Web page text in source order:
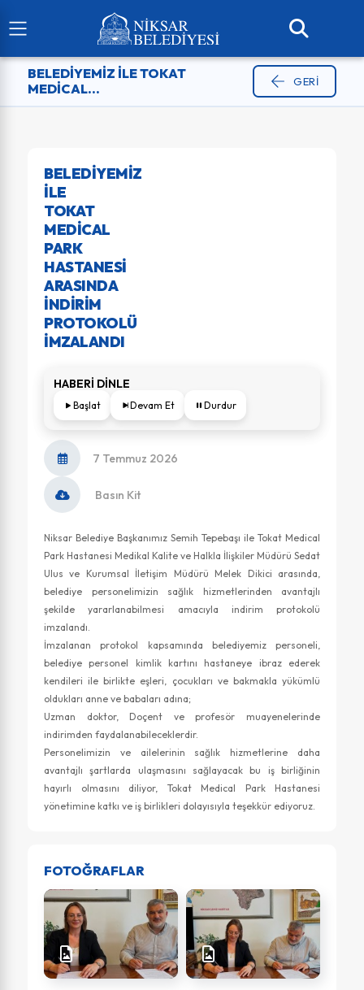
BELEDIYEMIZ ILE TOKAT
MEDICAL...
GERI
BELEDIYEMIZ
ILE
TOKAT
MEDICAL
PARK
HASTANESI
ARASINDA
İNDIRIM
PROTOKOLÜ
İMZALANDI
HABERİ DİNLE
Başlat Devam Et Durdur
7 Temmuz 2026
Basın Kit
Niksar Belediye Başkanımız Semih Tepebaşı ile Tokat Medical
Park Hastanesi Medikal Kalite ve Halkla İlişkiler Müdürü Sedat
Ulus ve Kurumsal İletişim Müdürü Melek Dikici arasında,
belediye personelimizin sağlık hizmetlerinden avantajlı
şekilde yararlanabilmesi amacıyla indirim protokolü
imzalandı.
İmzalanan protokol kapsamında belediyemiz personeli,
belediye personel kimlik kartını hastaneye ibraz ederek
kendileri ile birlikte eşleri, çocukları ve bakmakla yükümlü
oldukları anne ve babaları adına;
Uzman doktor, Doçent ve profesör muayenelerinde
indirimden faydalanabileceklerdir.
Personelimizin ve ailelerinin sağlık hizmetlerine daha
avantajlı şartlarda ulaşmasını sağlayacak bu iş birliğinin
hayırlı olmasını diliyor, Tokat Medical Park Hastanesi
yönetimine katkı ve iş birlikleri dolayısıyla teşekkür ediyoruz.
FOTOĞRAFLAR